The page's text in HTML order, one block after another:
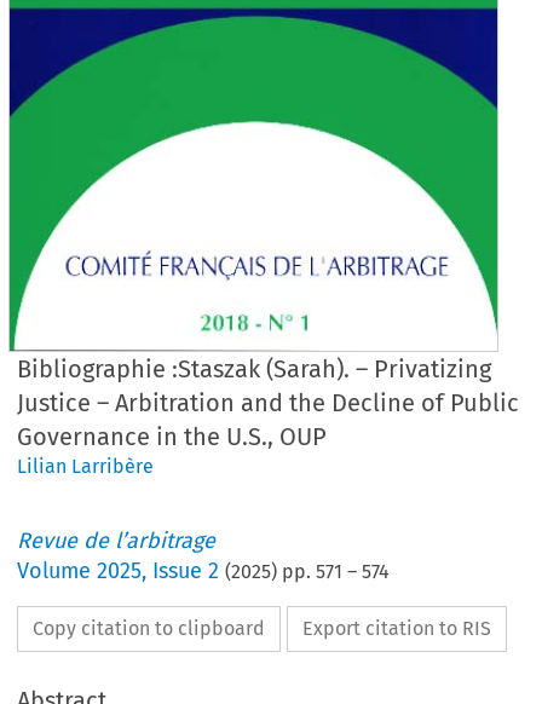
Bibliographie :Staszak (Sarah). – Privatizing
Justice – Arbitration and the Decline of Public
Governance in the U.S., OUP
Lilian Larribère
Revue de l’arbitrage
Volume2025, Issue 2 (2025) pp.571 –574
Copy citation to clipboard Export citation to RIS